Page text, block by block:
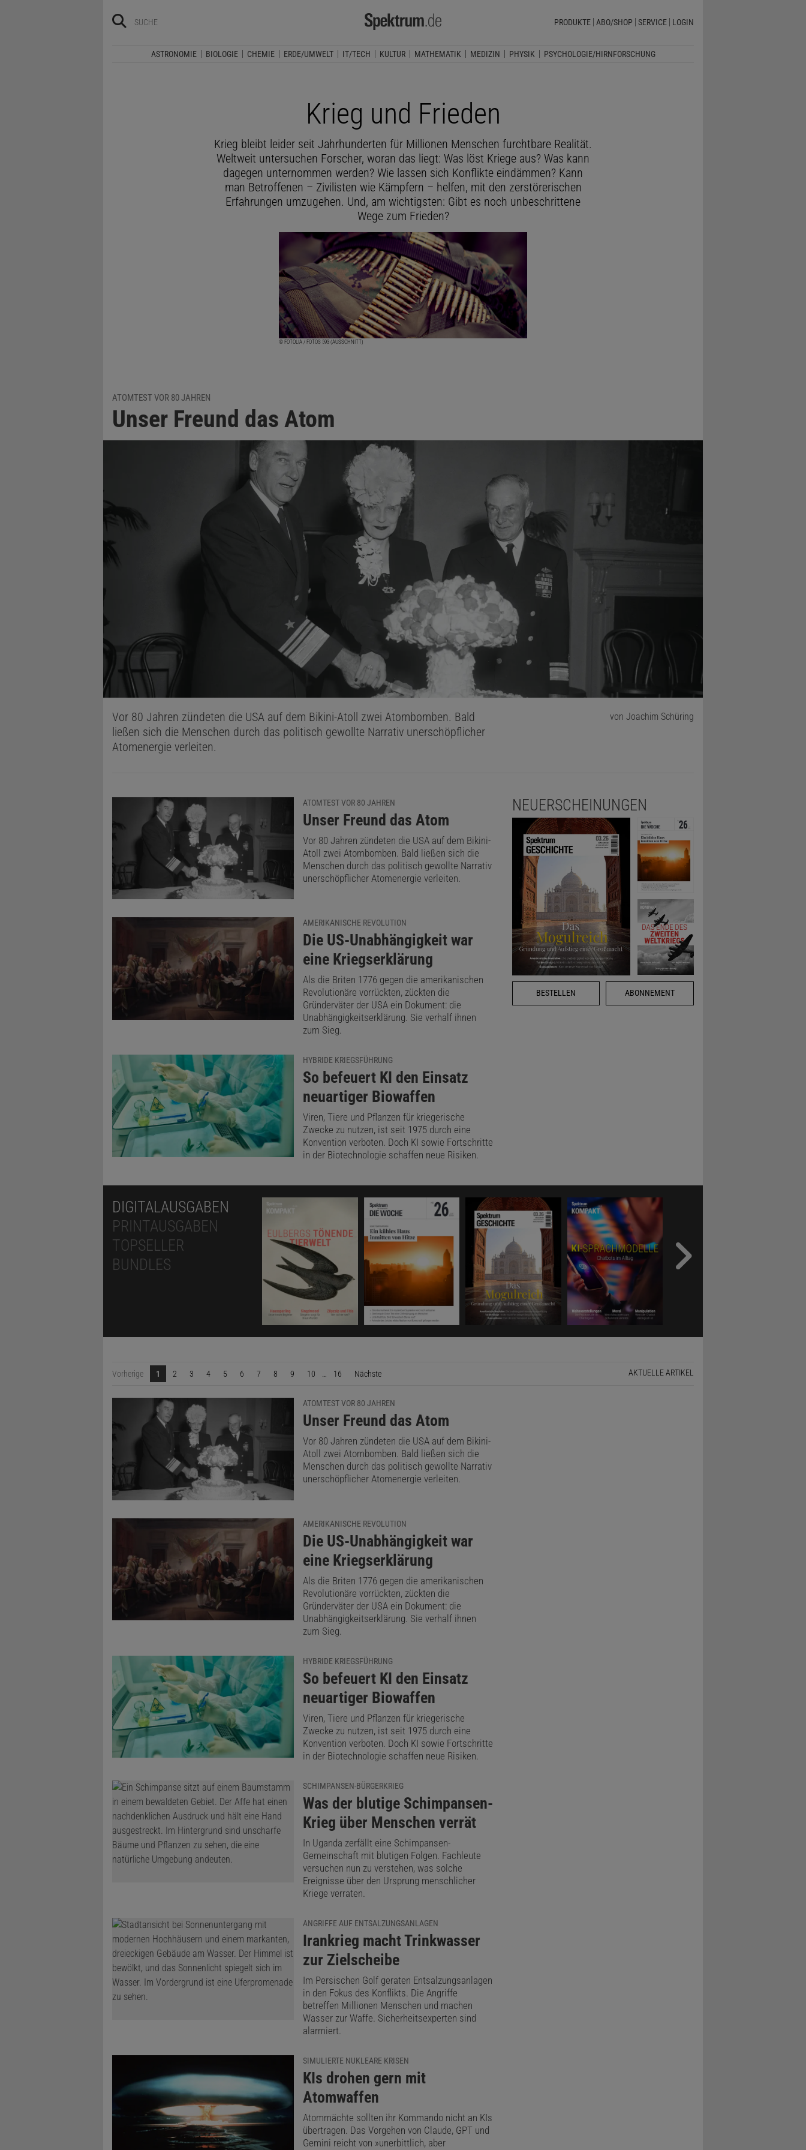
PRODUKTE ABO/SHOP SERVICE LOGIN
ASTRONOMIE BIOLOGIE CHEMIE ERDE/UMWELT IT/TECH KULTUR MATHEMATIK MEDIZIN PHYSIK PSYCHOLOGIE/HIRNFORSCHUNG
Krieg und Frieden
Krieg bleibt leider seit Jahrhunderten für Millionen Menschen furchtbare Realität.
Weltweit untersuchen Forscher, woran das liegt: Was löst Kriege aus? Was kann
dagegen unternommen werden? Wie lassen sich Konflikte eindämmen? Kann
man Betroffenen – Zivilisten wie Kämpfern – helfen, mit den zerstörerischen
Erfahrungen umzugehen. Und, am wichtigsten: Gibt es noch unbeschrittene
Wege zum Frieden?
© FOTOLIA / FOTOS 593 (AUSSCHNITT)
ATOMTEST VOR 80 JAHREN
Unser Freund das Atom
Vor 80 Jahren zündeten die USA auf dem Bikini-Atoll zwei Atombomben. Bald
ließen sich die Menschen durch das politisch gewollte Narrativ unerschöpflicher
Atomenergie verleiten.
von Joachim Schüring
ATOMTEST VOR 80 JAHREN
:
Unser Freund das Atom
Vor 80 Jahren zündeten die USA auf dem Bikini-
Atoll zwei Atombomben. Bald ließen sich die
Menschen durch das politisch gewollte Narrativ
unerschöpflicher Atomenergie verleiten.
AMERIKANISCHE REVOLUTION
:
Die US-Unabhängigkeit war
eine Kriegserklärung
Als die Briten 1776 gegen die amerikanischen
Revolutionäre vorrückten, zückten die
Gründerväter der USA ein Dokument: die
Unabhängigkeitserklärung. Sie verhalf ihnen
zum Sieg.
HYBRIDE KRIEGSFÜHRUNG
:
So befeuert KI den Einsatz
neuartiger Biowaffen
Viren, Tiere und Pflanzen für kriegerische
Zwecke zu nutzen, ist seit 1975 durch eine
Konvention verboten. Doch KI sowie Fortschritte
in der Biotechnologie schaffen neue Risiken.
NEUERSCHEINUNGEN
BESTELLEN ABONNEMENT
DIGITALAUSGABEN
PRINTAUSGABEN
TOPSELLER
BUNDLES
Vorherige 1 2 3 4 5 6 7 8 9 10 16 Nächste AKTUELLE ARTIKEL
ATOMTEST VOR 80 JAHREN
:
Unser Freund das Atom
Vor 80 Jahren zündeten die USA auf dem Bikini-
Atoll zwei Atombomben. Bald ließen sich die
Menschen durch das politisch gewollte Narrativ
unerschöpflicher Atomenergie verleiten.
AMERIKANISCHE REVOLUTION
:
Die US-Unabhängigkeit war
eine Kriegserklärung
Als die Briten 1776 gegen die amerikanischen
Revolutionäre vorrückten, zückten die
Gründerväter der USA ein Dokument: die
Unabhängigkeitserklärung. Sie verhalf ihnen
zum Sieg.
HYBRIDE KRIEGSFÜHRUNG
:
So befeuert KI den Einsatz
neuartiger Biowaffen
Viren, Tiere und Pflanzen für kriegerische
Zwecke zu nutzen, ist seit 1975 durch eine
Konvention verboten. Doch KI sowie Fortschritte
in der Biotechnologie schaffen neue Risiken.
SCHIMPANSEN-BÜRGERKRIEG
:
Was der blutige Schimpansen-
Krieg über Menschen verrät
In Uganda zerfällt eine Schimpansen-
Gemeinschaft mit blutigen Folgen. Fachleute
versuchen nun zu verstehen, was solche
Ereignisse über den Ursprung menschlicher
Kriege verraten.
ANGRIFFE AUF ENTSALZUNGSANLAGEN
:
Irankrieg macht Trinkwasser
zur Zielscheibe
Im Persischen Golf geraten Entsalzungsanlagen
in den Fokus des Konflikts. Die Angriffe
betreffen Millionen Menschen und machen
Wasser zur Waffe. Sicherheitsexperten sind
alarmiert.
SIMULIERTE NUKLEARE KRISEN
:
KIs drohen gern mit
Atomwaffen
Atommächte sollten ihr Kommando nicht an KIs
übertragen. Das Vorgehen von Claude, GPT und
Gemini reicht von »unerbittlich, aber